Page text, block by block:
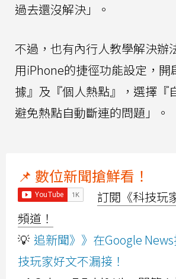
過去還沒解決」。
不過，也有內行人教學解決辦
用iPhone的捷徑功能設定，開
據』及『個人熱點』，選擇『
避免熱點自動斷連的問題」。
📌 數位新聞搶鮮看！
訂閱《科技玩
頻道！
💡 追新聞》》在Google
技玩家好文不漏接！